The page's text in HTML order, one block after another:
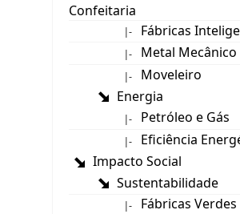
Confeitaria
|- Fábricas
|- Metal Mecânico
|-
Moveleiro
Energia
|- Petróleo e Gás
|-
Eficiência
Impacto Social
Sustentabilidade
|- Fábricas Verdes